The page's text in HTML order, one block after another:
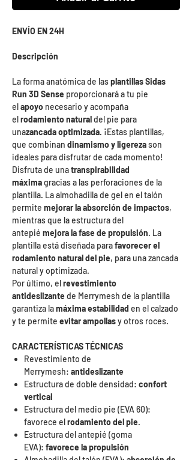
ENVÍO EN 24H
Descripción
La forma anatómica de lasplantillas Sidas
Run 3D Sense proporcionará a tu pie
elapoyo necesario y acompaña
elrodamiento naturaldel pie para
unazancada optimizada. ¡Estas plantillas,
que combinan dinamismo y ligerezason
ideales para disfrutar de cada momento!
Disfruta de unatranspirabilidad
máximagracias a las perforaciones de la
plantilla. La almohadilla de gel en el talón
permite mejorar la absorción de impactos,
mientras que la estructura del
antepié mejora la fase de propulsión. La
plantilla está diseñada parafavorecer el
rodamiento natural del pie, para una zancada
natural y optimizada.
Por último, elrevestimiento
antideslizantede Merrymesh de la plantilla
garantiza lamáxima estabilidad en el calzado
y te permite evitar ampollasy otros roces.
CARACTERÍSTICAS TÉCNICAS
Revestimiento de
Merrymesh: antideslizante
Estructura de doble densidad: confort
vertical
Estructura del medio pie (EVA 60):
favorece elrodamiento del pie.
Estructura del antepié (goma
EVA): favorece la propulsión